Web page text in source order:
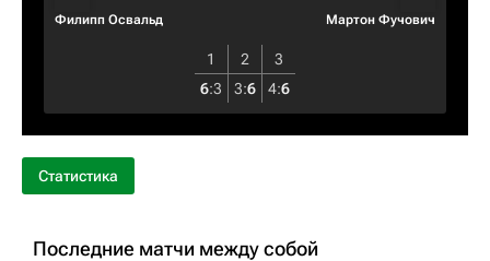
Филипп Освальд Мартон Фучович
1 2
3
6:3 3:6 4:6
Статистика
Последние матчи между собой